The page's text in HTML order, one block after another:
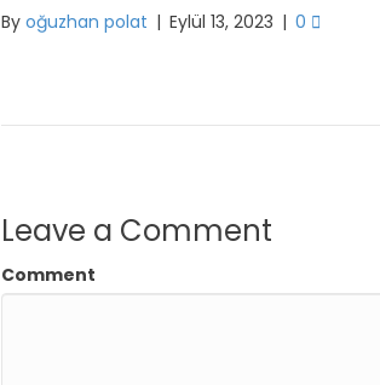
By oğuzhan polat | Eylül 13, 2023 | 0
Leave a Comment
Comment